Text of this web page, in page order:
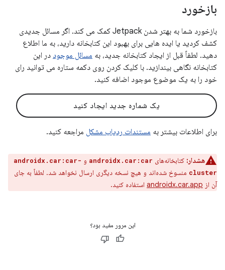
بازخورد
بازخورد شما به بهتر شدن Jetpack کمک می کند. اگر مسائل جدیدی
کشف کردید یا ایده هایی برای بهبود این کتابخانه دارید، به ما اطلاع
دهید. لطفاً قبل از ایجاد کتابخانه جدید، به مسائل موجود در این
کتابخانه نگاهی بیندازید. با کلیک کردن روی دکمه ستاره می توانید رای
خود را به یک موضوع موجود اضافه کنید.
یک شماره جدید ایجاد کنید
برای اطلاعات بیشتر به مستندات ردیاب مشکل مراجعه کنید.
هشدار: کتابخانه‌های androidx.car:car و androidx.car:car-
cluster منسوخ شده‌اند و هیچ نسخه دیگری ارسال نخواهد شد. لطفاً به جای
آن از androidx.car.app استفاده کنید.
این مرور مفید بود؟